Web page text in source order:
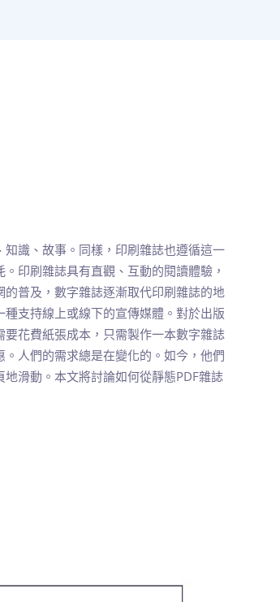
識、故事。同樣，印刷雜誌也遵循這一
印刷雜誌具有直觀、互動的閱讀體驗，
普及，數字雜誌逐漸取代印刷雜誌的地
支持線上或線下的宣傳媒體。對於出版
花費紙張成本，只需製作一本數字雜誌
人們的需求總是在變化的。如今，他們
滑動。本文將討論如何從靜態PDF雜誌